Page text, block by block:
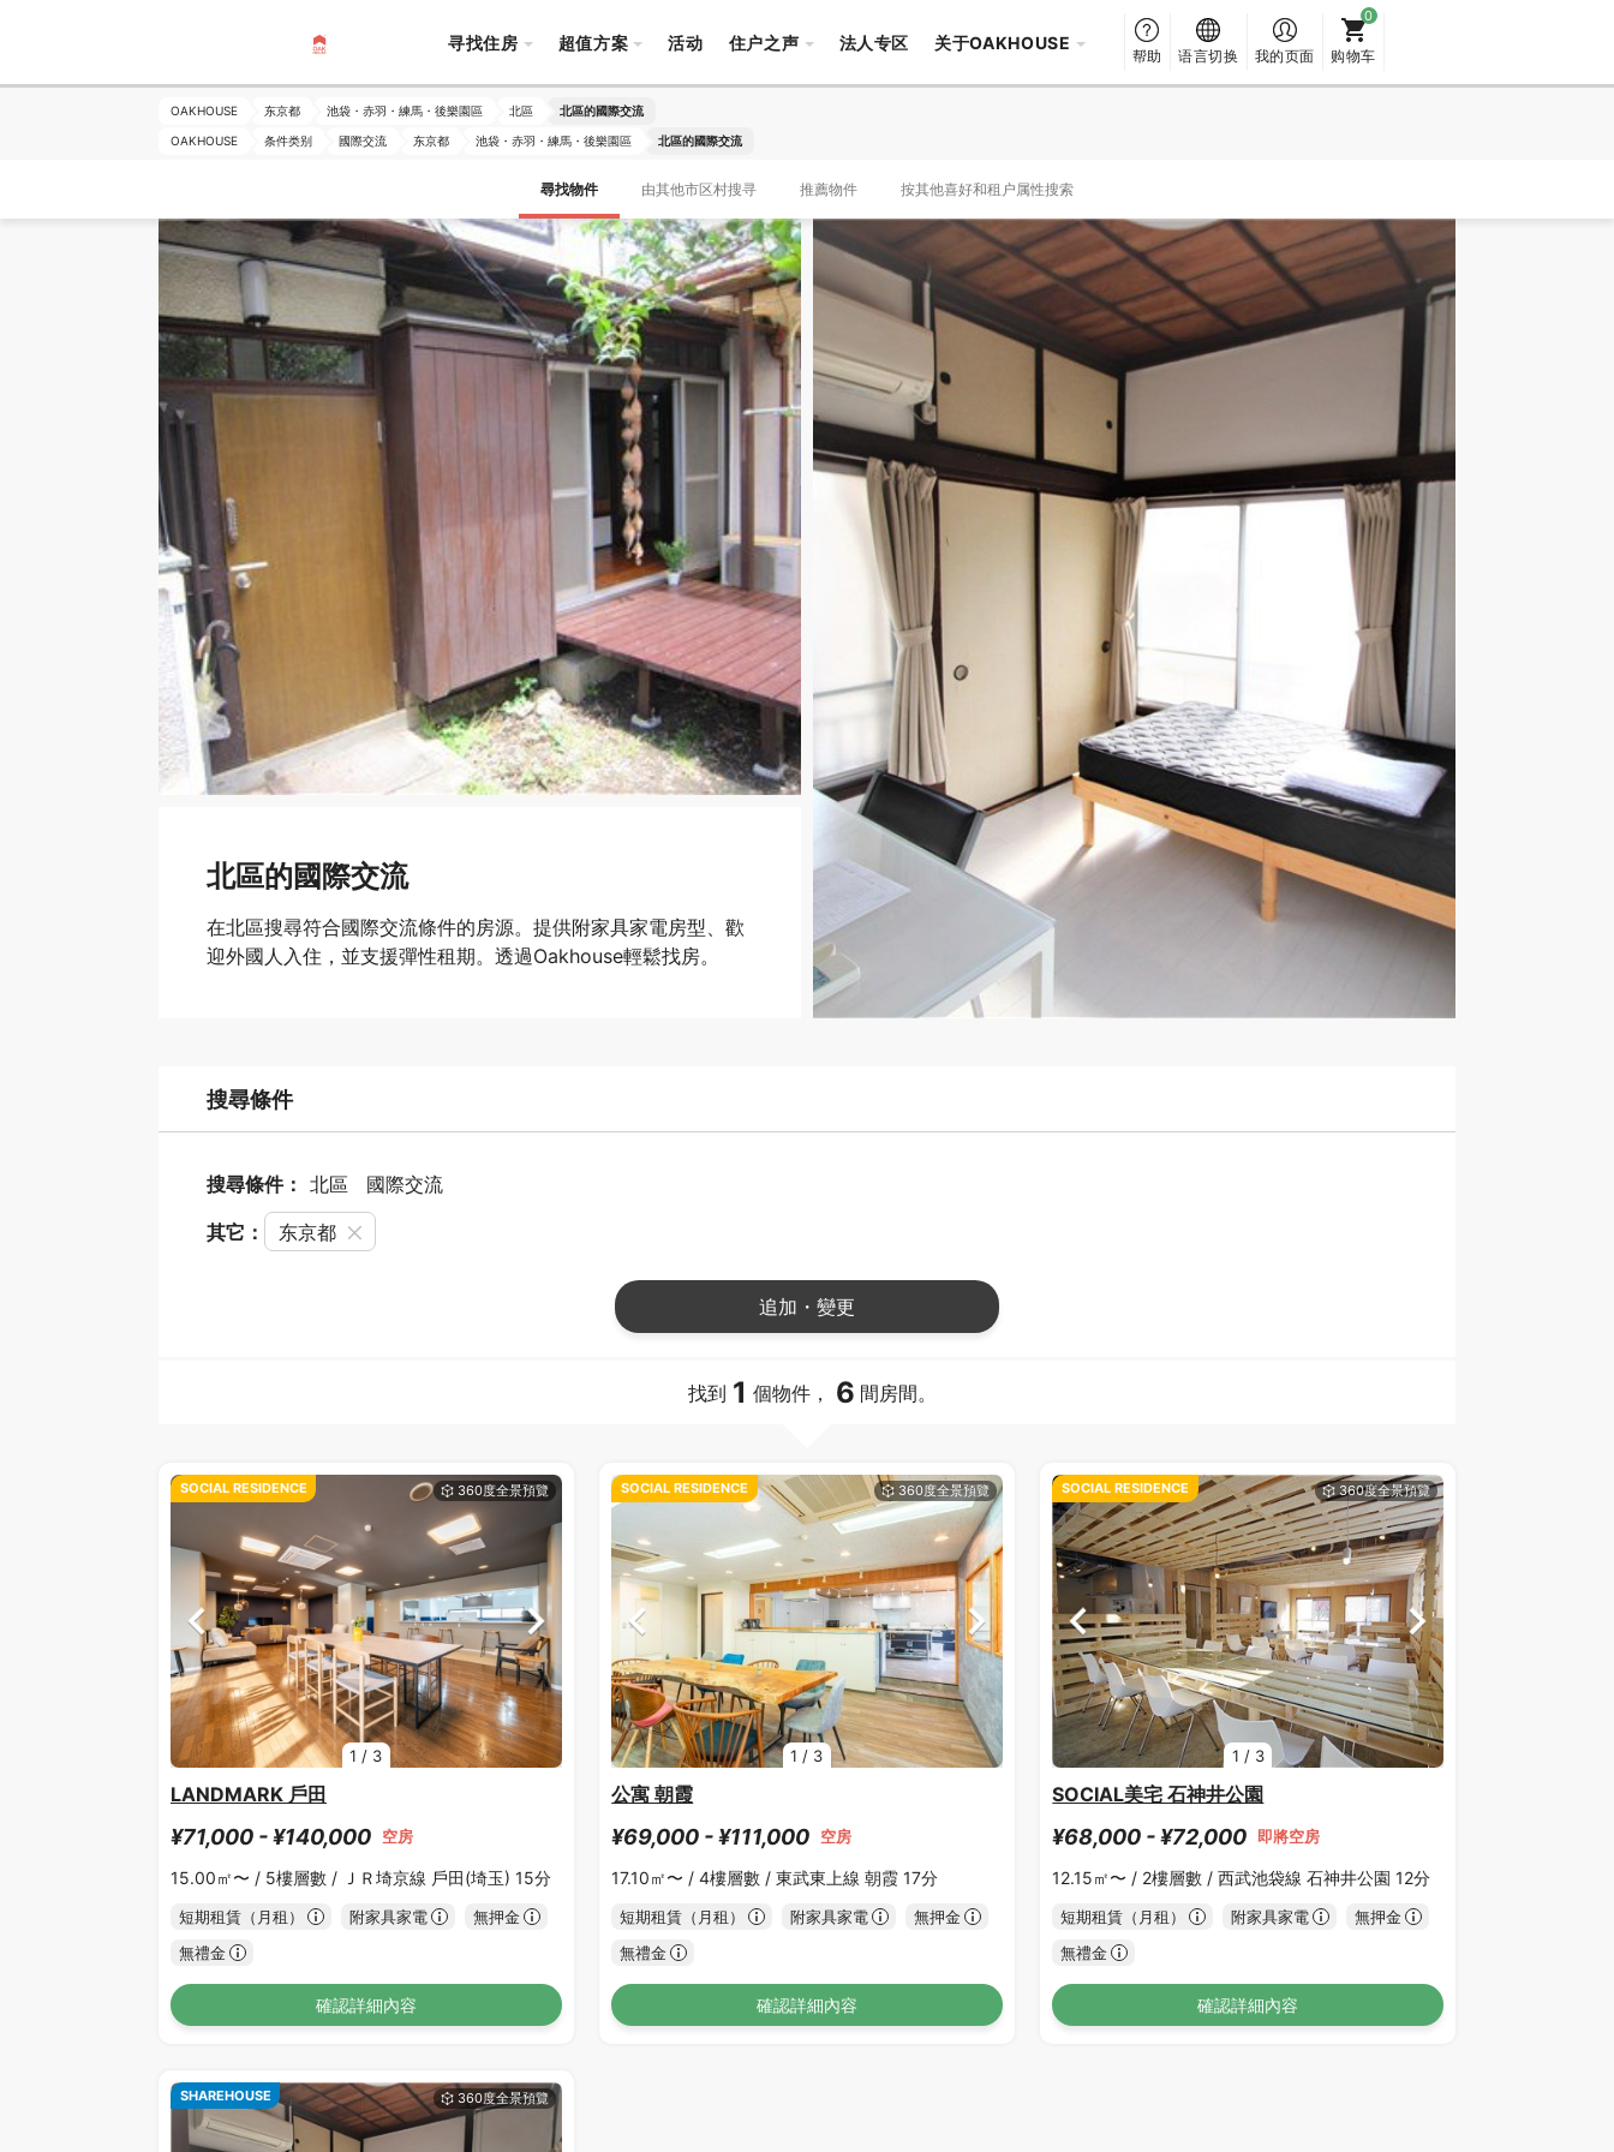
寻找住房 超值方案 活动 住户之声 法人专区 关于OAKHOUSE
帮助 语言切换 我的页面 购物车
OAKHOUSE 东京都 池袋・赤羽・練馬・後樂園區 北區 北區的國際交流
OAKHOUSE 条件类别 國際交流 东京都 池袋・赤羽・練馬・後樂園區 北區的國際交流
尋找物件 由其他市区村搜寻 推薦物件 按其他喜好和租户属性搜索
北區的國際交流
在北區搜尋符合國際交流條件的房源。提供附家具家電房型、歡
迎外國人入住，並支援彈性租期。透過Oakhouse輕鬆找房。
搜尋條件
搜尋條件： 北區 國際交流
其它： 东京都
追加・變更
找到 1 個物件， 6 間房間。
1 / 3
SOCIAL RESIDENCE
LANDMARK 戶田
¥71,000 - ¥140,000 空房
15.00㎡〜 / 5樓層數 / ＪＲ埼京線 戶田(埼玉) 15分
短期租賃（月租） 附家具家電
無押金
無禮金
確認詳細內容
1 / 3
SOCIAL RESIDENCE
公寓 朝霞
¥69,000 - ¥111,000 空房
17.10㎡〜 /4樓層數 /東武東上線 朝霞 17分
短期租賃（月租） 附家具家電
無押金
無禮金
確認詳細內容
1 / 3
SOCIAL RESIDENCE
SOCIAL美宅 石神井公園
¥68,000 - ¥72,000 即將空房
12.15㎡〜 / 2樓層數 /西武池袋線 石神井公園 12分
短期租賃（月租） 附家具家電
無押金
無禮金
確認詳細內容
SHAREHOUSE